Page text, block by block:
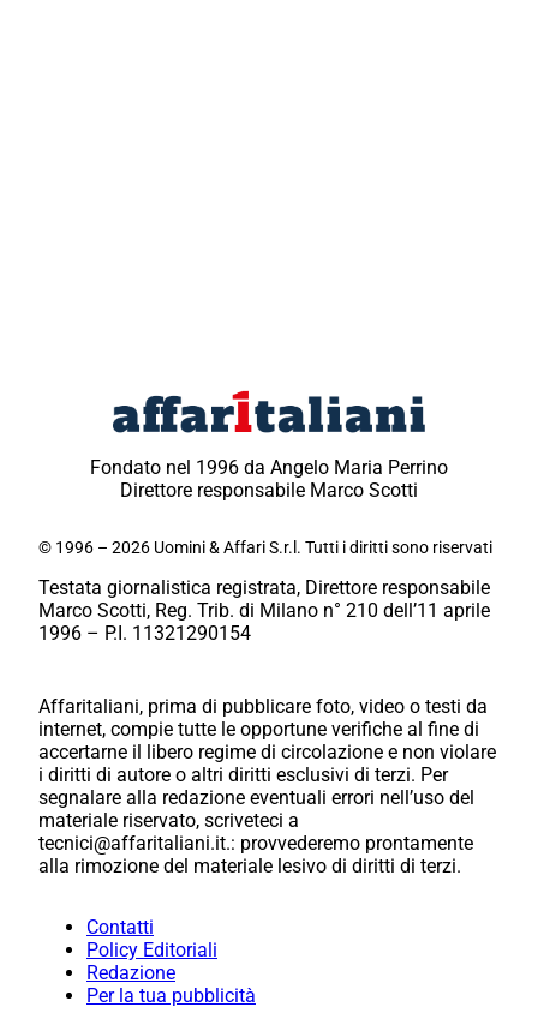
Fondato nel 1996 da Angelo Maria Perrino
Direttore responsabile Marco Scotti
© 1996 – 2026 Uomini & Affari S.r.l. Tutti i diritti sono riservati
Testata giornalistica registrata, Direttore responsabile
Marco Scotti, Reg. Trib. di Milano n° 210 dell’11 aprile
1996 – P.I. 11321290154
Affaritaliani, prima di pubblicare foto, video o testi da
internet, compie tutte le opportune verifiche al fine di
accertarne il libero regime di circolazione e non violare
i diritti di autore o altri diritti esclusivi di terzi. Per
segnalare alla redazione eventuali errori nell’uso del
materiale riservato, scriveteci a
tecnici@affaritaliani.it.: provvederemo prontamente
alla rimozione del materiale lesivo di diritti di terzi.
Contatti
Policy Editoriali
Redazione
Per la tua pubblicità